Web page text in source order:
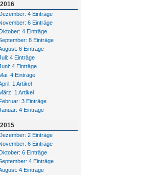
2016
4 Einträge
6 Einträge
4 Einträge
8 Einträge
6 Einträge
4 Einträge
4 Einträge
4 Einträge
1 Artikel
1 Artikel
3 Einträge
4 Einträge
2015
2 Einträge
6 Einträge
6 Einträge
4 Einträge
4 Einträge